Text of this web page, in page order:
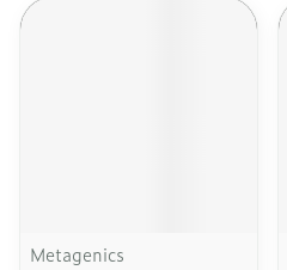
Metagenics